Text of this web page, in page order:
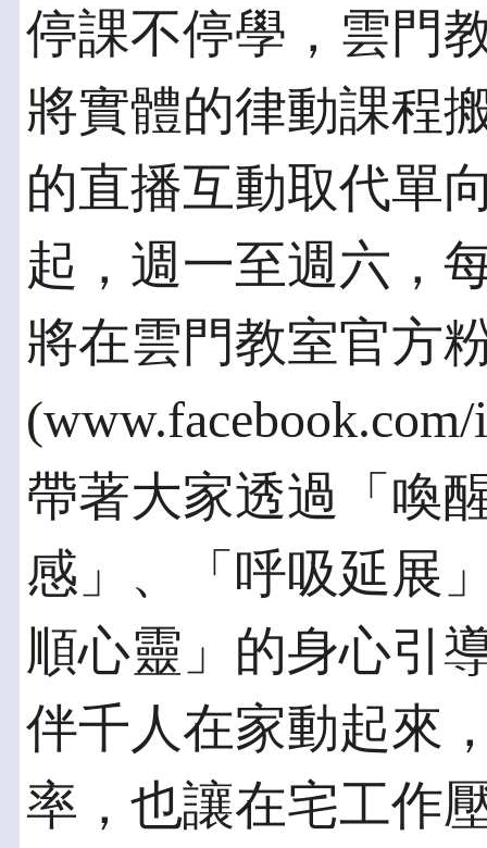
停課不停學，雲門
將實體的律動課程
的直播互動取代單
起，週一至週六，
將在雲門教室官方
帶著大家透過「喚
感」、「呼吸延展
順心靈」的身心引
伴千人在家動起來
率，也讓在宅工作